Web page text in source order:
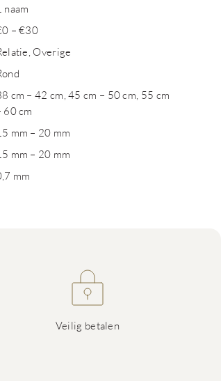
naam
– €30
Overige
cm – 42 cm, 45 cm – 50 cm, 55 cm
60 cm
mm – 20 mm
mm – 20 mm
mm
Veilig betalen